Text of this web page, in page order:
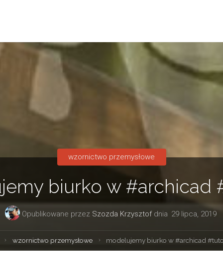
biurko w #archicad
Opublikowane przez Szozda Krzysztof dnia 29 lipca, 2019
wzornictwo przemysłowe
Strona
główna
wzornictwo przemysłowe modelujemy biurko w #archicad